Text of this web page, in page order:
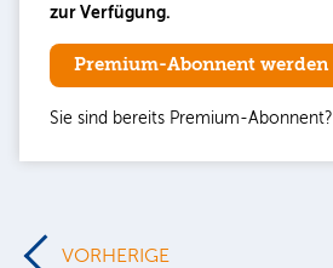
zur Verfügung.
Premium-Abonnent werden
Sie sind bereits Premium-Abonnent?
VORHERIGE